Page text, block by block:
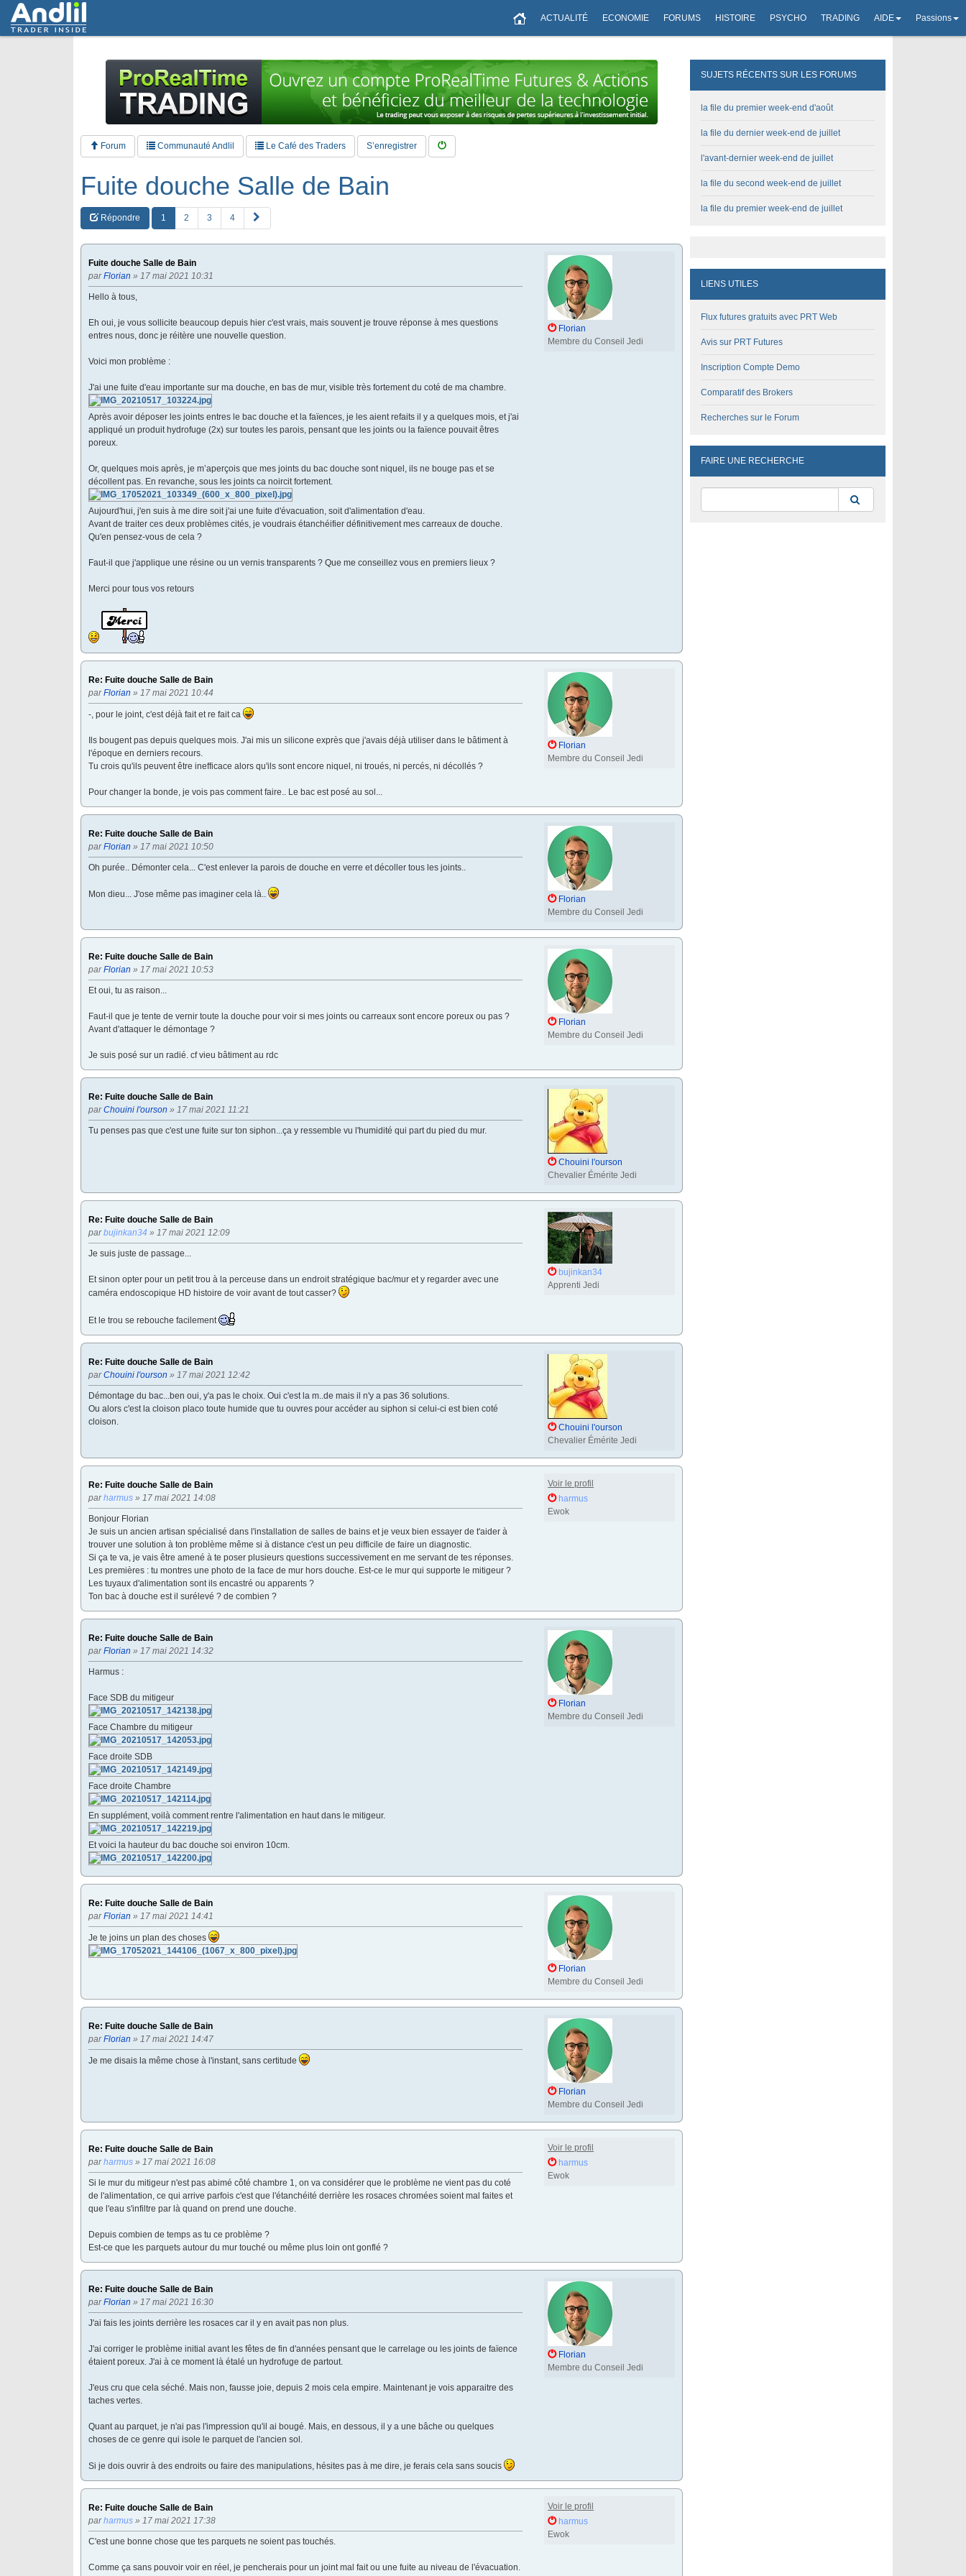
ACTUALITÉ ECONOMIE FORUMS HISTOIRE PSYCHO TRADING AIDE Passions
Forum Communauté Andlil Le Café des Traders S’enregistrer
Fuite douche Salle de Bain
Répondre 1 2 3 4
u
i
Fuite douche Salle de Bain
parFlorian » 17 mai 2021 10:31
Hello à tous,
Eh oui, je vous sollicite beaucoup depuis hier c'est vrais, mais souvent je trouve réponse à mes questions
entres nous, donc je réitère une nouvelle question.
Voici mon problème :
J'ai une fuite d'eau importante sur ma douche, en bas de mur, visible très fortement du coté de ma chambre.
Après avoir déposer les joints entres le bac douche et la faïences, je les aient refaits il y a quelques mois, et j'ai
appliqué un produit hydrofuge (2x) sur toutes les parois, pensant que les joints ou la faïence pouvait êtres
poreux.
Or, quelques mois après, je m’aperçois que mes joints du bac douche sont niquel, ils ne bouge pas et se
décollent pas. En revanche, sous les joints ca noircit fortement.
Aujourd'hui, j'en suis à me dire soit j'ai une fuite d'évacuation, soit d'alimentation d'eau.
Avant de traiter ces deux problèmes cités, je voudrais étanchéifier définitivement mes carreaux de douche.
Qu'en pensez-vous de cela ?
Faut-il que j'applique une résine ou un vernis transparents ? Que me conseillez vous en premiers lieux ?
Merci pour tous vos retours
Florian
Membre du Conseil Jedi
Re: Fuite douche Salle de Bain
parFlorian » 17 mai 2021 10:44
-, pour le joint, c'est déjà fait et re fait ca
Ils bougent pas depuis quelques mois. J'ai mis un silicone exprès que j'avais déjà utiliser dans le bâtiment à
l'époque en derniers recours.
Tu crois qu'ils peuvent être inefficace alors qu'ils sont encore niquel, ni troués, ni percés, ni décollés ?
Pour changer la bonde, je vois pas comment faire.. Le bac est posé au sol...
Florian
Membre du Conseil Jedi
Re: Fuite douche Salle de Bain
parFlorian » 17 mai 2021 10:50
Oh purée.. Démonter cela... C'est enlever la parois de douche en verre et décoller tous les joints..
Mon dieu... J'ose même pas imaginer cela là..
Florian
Membre du Conseil Jedi
Re: Fuite douche Salle de Bain
parFlorian » 17 mai 2021 10:53
Et oui, tu as raison...
Faut-il que je tente de vernir toute la douche pour voir si mes joints ou carreaux sont encore poreux ou pas ?
Avant d'attaquer le démontage ?
Je suis posé sur un radié. cf vieu bâtiment au rdc
Florian
Membre du Conseil Jedi
Re: Fuite douche Salle de Bain
parChouini l'ourson » 17 mai 2021 11:21
Tu penses pas que c'est une fuite sur ton siphon...ça y ressemble vu l'humidité qui part du pied du mur.
Chouini l'ourson
Chevalier Émérite Jedi
Re: Fuite douche Salle de Bain
parbujinkan34 » 17 mai 2021 12:09
Je suis juste de passage...
Et sinon opter pour un petit trou à la perceuse dans un endroit stratégique bac/mur et y regarder avec une
caméra endoscopique HD histoire de voir avant de tout casser?
Et le trou se rebouche facilement
bujinkan34
Apprenti Jedi
Re: Fuite douche Salle de Bain
parChouini l'ourson » 17 mai 2021 12:42
Démontage du bac...ben oui, y'a pas le choix. Oui c'est la m..de mais il n'y a pas 36 solutions.
Ou alors c'est la cloison placo toute humide que tu ouvres pour accéder au siphon si celui-ci est bien coté
cloison.
Chouini l'ourson
Chevalier Émérite Jedi
Re: Fuite douche Salle de Bain
parharmus » 17 mai 2021 14:08
Bonjour Florian
Je suis un ancien artisan spécialisé dans l'installation de salles de bains et je veux bien essayer de t'aider à
trouver une solution à ton problème même si à distance c'est un peu difficile de faire un diagnostic.
Si ça te va, je vais être amené à te poser plusieurs questions successivement en me servant de tes réponses.
Les premières : tu montres une photo de la face de mur hors douche. Est-ce le mur qui supporte le mitigeur ?
Les tuyaux d'alimentation sont ils encastré ou apparents ?
Ton bac à douche est il surélevé ? de combien ?
Voir le profil
harmus
Ewok
Re: Fuite douche Salle de Bain
parFlorian » 17 mai 2021 14:32
Harmus :
Face SDB du mitigeur
Face Chambre du mitigeur
Face droite SDB
Face droite Chambre
En supplément, voilà comment rentre l'alimentation en haut dans le mitigeur.
Et voici la hauteur du bac douche soi environ 10cm.
Florian
Membre du Conseil Jedi
Re: Fuite douche Salle de Bain
parFlorian » 17 mai 2021 14:41
Je te joins un plan des choses
Florian
Membre du Conseil Jedi
Re: Fuite douche Salle de Bain
parFlorian » 17 mai 2021 14:47
Je me disais la même chose à l'instant, sans certitude
Florian
Membre du Conseil Jedi
Re: Fuite douche Salle de Bain
parharmus » 17 mai 2021 16:08
Si le mur du mitigeur n'est pas abimé côté chambre 1, on va considérer que le problème ne vient pas du coté
de l'alimentation, ce qui arrive parfois c'est que l'étanchéité derrière les rosaces chromées soient mal faites et
que l'eau s'infiltre par là quand on prend une douche.
Depuis combien de temps as tu ce problème ?
Est-ce que les parquets autour du mur touché ou même plus loin ont gonflé ?
Voir le profil
harmus
Ewok
Re: Fuite douche Salle de Bain
parFlorian » 17 mai 2021 16:30
J'ai fais les joints derrière les rosaces car il y en avait pas non plus.
J'ai corriger le problème initial avant les fêtes de fin d'années pensant que le carrelage ou les joints de faïence
étaient poreux. J'ai à ce moment là étalé un hydrofuge de partout.
J'eus cru que cela séché. Mais non, fausse joie, depuis 2 mois cela empire. Maintenant je vois apparaitre des
taches vertes.
Quant au parquet, je n'ai pas l'impression qu'il ai bougé. Mais, en dessous, il y a une bâche ou quelques
choses de ce genre qui isole le parquet de l'ancien sol.
Si je dois ouvrir à des endroits ou faire des manipulations, hésites pas à me dire, je ferais cela sans soucis
Florian
Membre du Conseil Jedi
Re: Fuite douche Salle de Bain
parharmus » 17 mai 2021 17:38
C'est une bonne chose que tes parquets ne soient pas touchés.
Comme ça sans pouvoir voir en réel, je pencherais pour un joint mal fait ou une fuite au niveau de l'évacuation.
Voir le profil
harmus
Ewok
SUJETS RÉCENTS SUR LES FORUMS
la file du premier week-end d'août
la file du dernier week-end de juillet
l'avant-dernier week-end de juillet
la file du second week-end de juillet
la file du premier week-end de juillet
LIENS UTILES
Flux futures gratuits avec PRT Web
Avis sur PRT Futures
Inscription Compte Demo
Comparatif des Brokers
Recherches sur le Forum
FAIRE UNE RECHERCHE